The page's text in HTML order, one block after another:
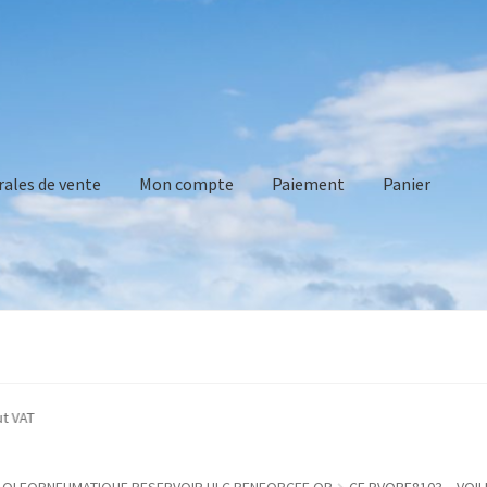
de vente Mon compte Paiement Panier
VAT